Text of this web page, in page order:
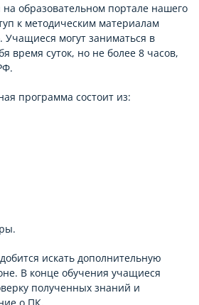
образовательном портале нашего
к методическим материалам
Учащиеся могут заниматься в
время суток, но не более 8 часов,
программа состоит из:
искать дополнительную
В конце обучения учащиеся
полученных знаний и